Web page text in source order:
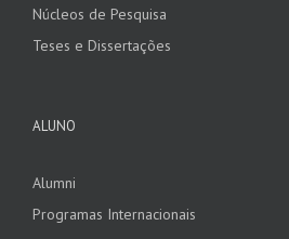
Núcleos de Pesquisa
Teses e Dissertações
ALUNO
Alumni
Programas Internacionais